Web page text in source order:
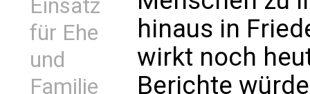
Einsatz
für Ehe
und
Familie
hinaus in
wirkt noch
Berichte